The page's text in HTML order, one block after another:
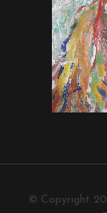
© Copyright